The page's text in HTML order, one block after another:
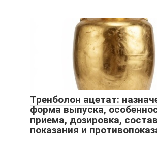
Тренболон ацетат:
форма выпуска,
приема, дозировка,
показания и